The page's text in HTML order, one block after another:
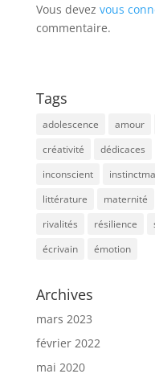
Vous devez vous
commentaire.
Tags
adolescence amour
créativité
dédicaces
inconscient
littérature
maternité
rivalités
résilience
écrivain
émotion
Archives
mars 2023
février 2022
mai 2020